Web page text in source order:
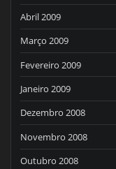
Abril 2009
Março 2009
Fevereiro 2009
Janeiro 2009
Dezembro 2008
Novembro 2008
Outubro 2008